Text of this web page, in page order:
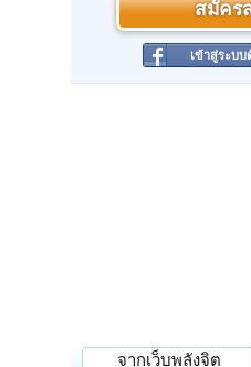
สมัคร
เข้าสู่ระบบ
จากเว็บพลังจิต